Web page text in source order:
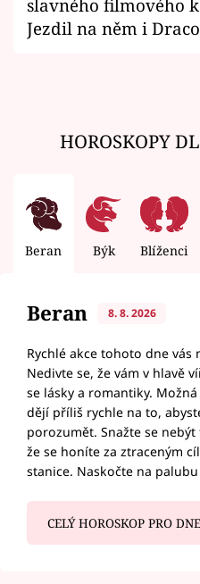
slavného filmového
Jezdil na něm i
HOROSKOPY
Beran Býk Blíženci
Beran 8. 8. 2026
Rychlé akce tohoto dne vás
Nedivte se, že vám v hlavě
se lásky a romantiky.
dějí příliš rychle na to,
porozumět. Snažte se
že se honíte za ztraceným
stanice. Naskočte na
CELÝ HOROSKOP PRO